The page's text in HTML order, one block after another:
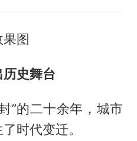
图
史舞台
”的二十余年，城市
时代变迁。